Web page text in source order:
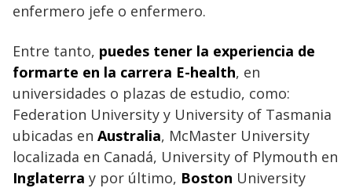
enfermero jefe o enfermero.
Entre tanto, puedes tener la experiencia de
formarte en la carrera E-health, en
universidades o plazas de estudio, como:
Federation University y University of Tasmania
ubicadas en Australia, McMaster University
localizada en Canadá, University of Plymouth en
Inglaterra y por último, Boston University